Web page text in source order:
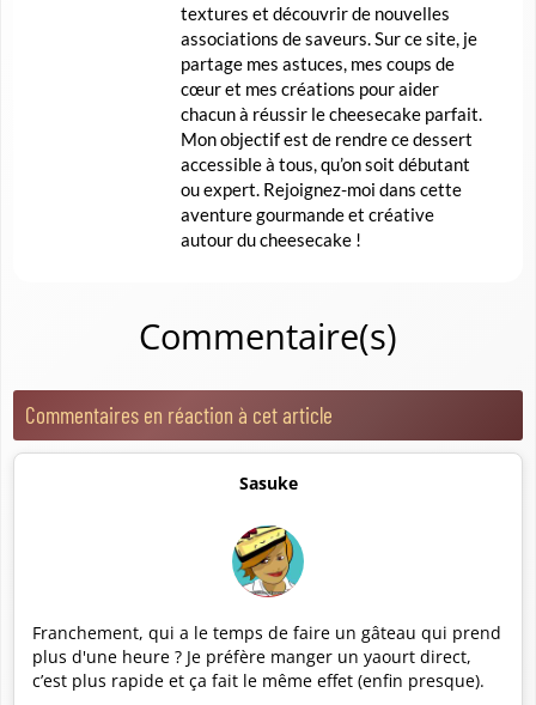
textures et découvrir de nouvelles
associations de saveurs. Sur ce site, je
partage mes astuces, mes coups de
cœur et mes créations pour aider
chacun à réussir le cheesecake parfait.
Mon objectif est de rendre ce dessert
accessible à tous, qu’on soit débutant
ou expert. Rejoignez-moi dans cette
aventure gourmande et créative
autour du cheesecake !
Commentaire(s)
Commentaires en réaction à cet article
Sasuke
Franchement, qui a le temps de faire un gâteau qui prend
plus d'une heure ? Je préfère manger un yaourt direct,
c’est plus rapide et ça fait le même effet (enfin presque).